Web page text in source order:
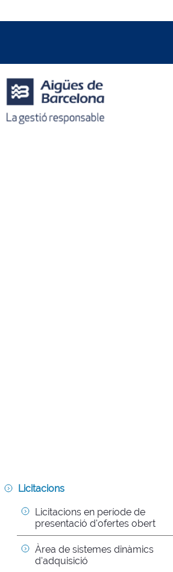
Licitacions
Licitacions en període de
presentació d'ofertes obert
Àrea de sistemes dinàmics
d'adquisició